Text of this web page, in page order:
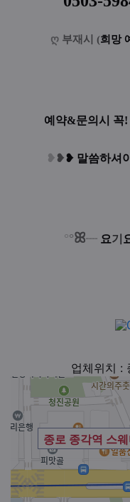
ღ 부재시 (희망
예약&문의시 꼭!
❥ ❥❥ 말씀하셔
°°ꕤ┈ 요기
업체위치 :
종로 종각역 스